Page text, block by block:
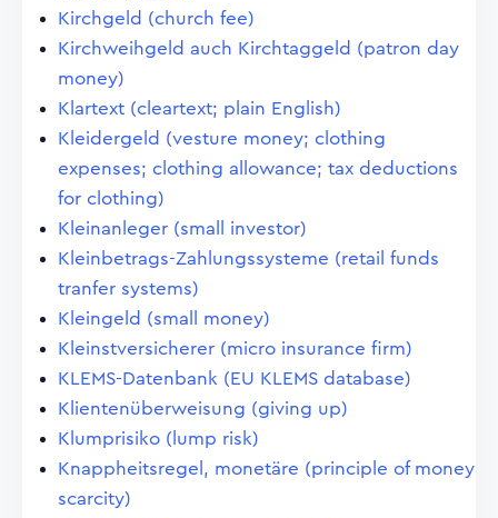
Kirchgeld (church fee)
Kirchweihgeld auch Kirchtaggeld (patron day
money)
Klartext (cleartext; plain English)
Kleidergeld (vesture money; clothing
expenses; clothing allowance; tax deductions
for clothing)
Kleinanleger (small investor)
Kleinbetrags-Zahlungssysteme (retail funds
tranfer systems)
Kleingeld (small money)
Kleinstversicherer (micro insurance firm)
KLEMS-Datenbank (EU KLEMS database)
Klientenüberweisung (giving up)
Klumprisiko (lump risk)
Knappheitsregel, monetäre (principle of money
scarcity)